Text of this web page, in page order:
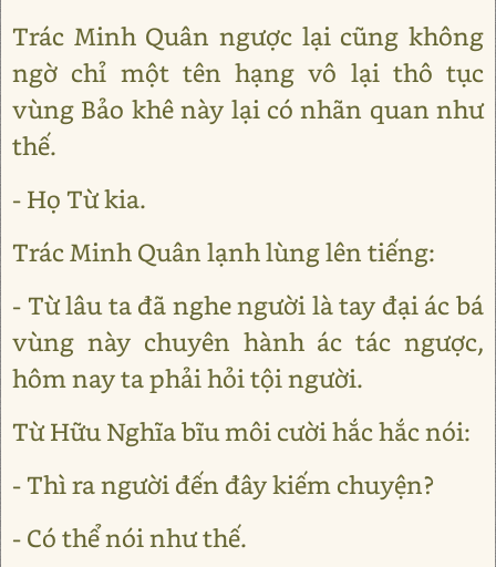
Trác Minh Quân ngược lại cũng không
ngờ chỉ một tên hạng vô lại thô tục
vùng Bảo khê này lại có nhãn quan như
thế.
- Họ Từ kia.
Trác Minh Quân lạnh lùng lên tiếng:
- Từ lâu ta đã nghe người là tay đại ác bá
vùng này chuyên hành ác tác ngược,
hôm nay ta phải hỏi tội người.
Từ Hữu Nghĩa bĩu môi cười hắc hắc nói:
- Thì ra người đến đây kiếm chuyện?
- Có thể nói như thế.